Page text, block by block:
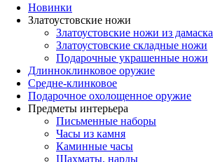
Новинки
Златоустовские ножи
Златоустовские ножи из дамаска
Златоустовские складные ножи
Подарочные украшенные ножи
Длинноклинковое оружие
Средне-клинковое
Подарочное охолощенное оружие
Предметы интерьера
Письменные наборы
Часы из камня
Каминные часы
Шахматы, нарды